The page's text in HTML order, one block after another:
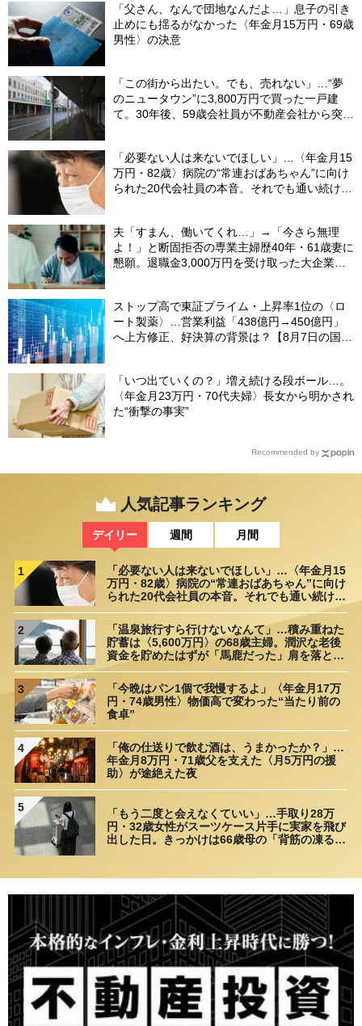
「父さん、なんで団地なんだよ…」息子の引き
止めにも揺るがなかった〈年金月15万円・69歳
男性〉の決意
「この街から出たい。でも、売れない」…“夢
のニュータウン”に3,800万円で買った一戸建
て。30年後、59歳会社員が不動産会社から突き
「必要ない人は来ないでほしい」…〈年金月15
万円・82歳〉病院の“常連おばあちゃん”に向け
られた20代会社員の本音。それでも通い続ける
夫「すまん、働いてくれ…」→「今さら無理
よ！」と断固拒否の専業主婦歴40年・61歳妻に
懇願。退職金3,000万円を受け取った大企業元
ストップ高で東証プライム・上昇率1位の〈ロ
ート製薬〉…営業利益「438億円→450億円」
へ上方修正、好決算の背景は？【8月7日の国内
「いつ出ていくの？」増え続ける段ボール…。
〈年金月23万円・70代夫婦〉長女から明かされ
た“衝撃の事実”
Recommended by
人気記事ランキング
デイリー 週間 月間
1
「必要ない人は来ないでほしい」…〈年金月15
万円・82歳〉病院の“常連おばあちゃん”に向け
られた20代会社員の本音。それでも通い続ける
理由
2
「温泉旅行すら行けないなんて」…積み重ねた
貯蓄は〈5,600万円〉の68歳主婦。潤沢な老後
資金を貯めたはずが「馬鹿だった」肩を落とす
理由
3
「今晩はパン1個で我慢するよ」〈年金月17万
円・74歳男性〉物価高で変わった“当たり前の
食卓”
4
「俺の仕送りで飲む酒は、うまかったか？」…
年金月8万円・71歳父を支えた〈月5万円の援
助〉が途絶えた夜
5
「もう二度と会えなくていい」…手取り28万
円・32歳女性がスーツケース片手に実家を飛び
出した日。きっかけは66歳母の「背筋の凍る一